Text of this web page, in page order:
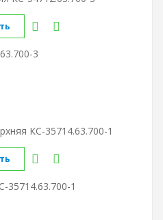
3
35714.63.700-1